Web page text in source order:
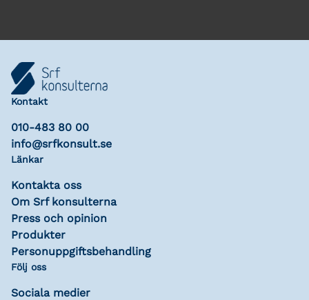
Kontakt
010-483 80 00
info@srfkonsult.se
Länkar
Kontakta oss
Om Srf konsulterna
Press och opinion
Produkter
Personuppgiftsbehandling
Följ oss
Sociala medier